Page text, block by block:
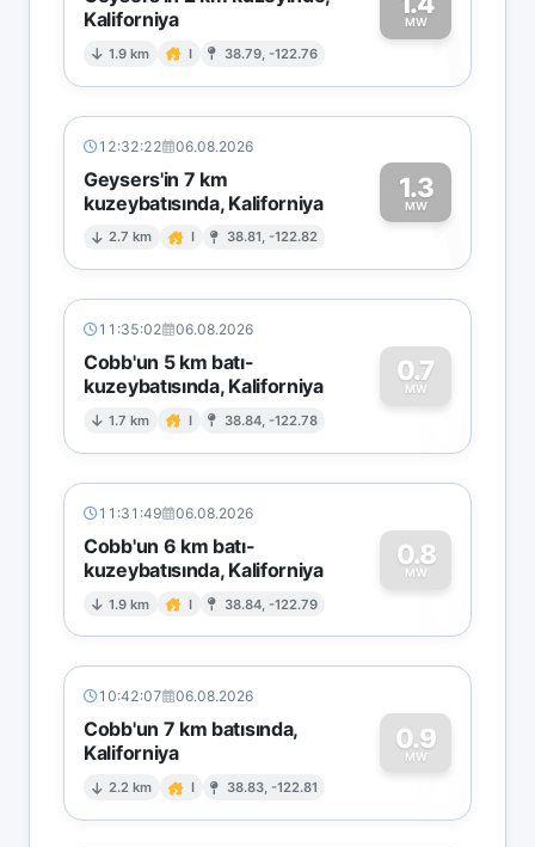
Kaliforniya
1.9 km I 38.79, -122.76
MW1
12:32:22 06.08.2026
Geysers'in 7 km
kuzeybatısında, Kaliforniya
2.7 km I 38.81, -122.82
1.3
MW1
11:35:02 06.08.2026
Cobb'un 5 km batı-
kuzeybatısında, Kaliforniya
1.7 km I 38.84, -122.78
0.7
MW
0
11:31:49 06.08.2026
Cobb'un 6 km batı-
kuzeybatısında, Kaliforniya
1.9 km I 38.84, -122.79
0.8
MW
0
10:42:07 06.08.2026
Cobb'un 7 km batısında,
Kaliforniya
2.2 km I 38.83, -122.81
0.9
MW
0